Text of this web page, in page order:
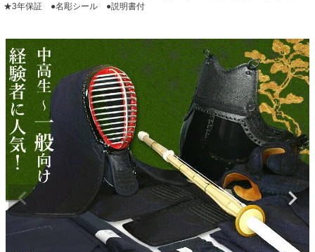
★3年保証 ●名彫シール ●説明書付